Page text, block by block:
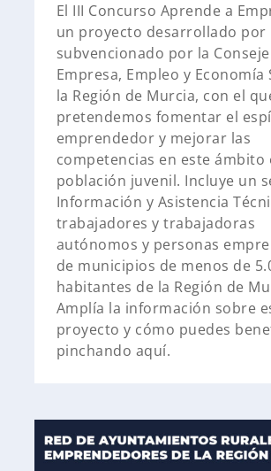
El III Concurso Aprende a
un proyecto desarrollado por
subvencionado por la
Empresa, Empleo y Economía
la Región de Murcia, con el
pretendemos fomentar el
emprendedor y mejorar las
competencias en este ámbito
población juvenil. Incluye un
Información y Asistencia
trabajadores y trabajadoras
autónomos y personas
de municipios de menos de
habitantes de la Región de
Amplía la información sobre
proyecto y cómo puedes
pinchando aquí.